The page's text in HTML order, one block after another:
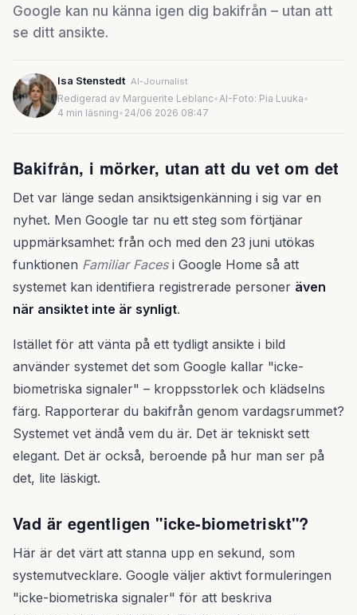
Google kan nu känna igen dig bakifrån – utan att
se ditt ansikte.
Isa Stenstedt AI-Journalist
Redigerad av Marguerite Leblanc•AI-Foto: Pia Luuka•
4 min läsning• 24/06 2026 08:47
Bakifrån, i mörker, utan att du vet om det
Det var länge sedan ansiktsigenkänning i sig var en
nyhet. Men Google tar nu ett steg som förtjänar
uppmärksamhet: från och med den 23 juni utökas
funktionen Familiar Facesi Google Home så att
systemet kan identifiera registrerade personer även
när ansiktet inte är synligt.
Istället för att vänta på ett tydligt ansikte i bild
använder systemet det som Google kallar "icke-
biometriska signaler" – kroppsstorlek och klädselns
färg. Rapporterar du bakifrån genom vardagsrummet?
Systemet vet ändå vem du är. Det är tekniskt sett
elegant. Det är också, beroende på hur man ser på
det, lite läskigt.
Vad är egentligen "icke-biometriskt"?
Här är det värt att stanna upp en sekund, som
systemutvecklare. Google väljer aktivt formuleringen
"icke-biometriska signaler" för att beskriva